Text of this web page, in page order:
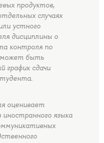
продуктов,
случаях
устного
дисциплины о
контроля по
может быть
график сдачи
оценивает
языка